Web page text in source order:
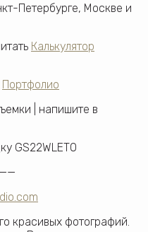
Петербурге, Москве и
Калькулятор
Портфолио
| напишите в
GS22WLETO
красивых фотографий.